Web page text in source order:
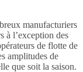
manufacturiers
à l’exception des
de flotte de
amplitudes de
que soit la saison.